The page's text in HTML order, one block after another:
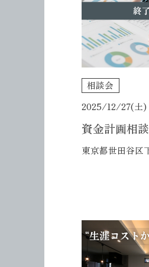
終
相談会
2025/12/27(土)
資金計画相
東京都世田谷区